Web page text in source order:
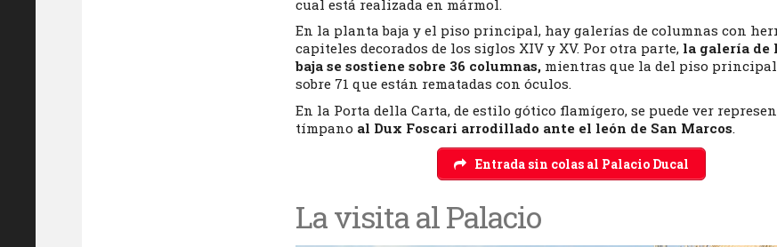
cual está realizada en mármol.
En la planta baja y el piso principal, hay galerías de columnas con
capiteles decorados de los siglos XIV y XV. Por otra parte, la galería de
baja se sostiene sobre 36 columnas, mientras que la del piso
sobre 71 que están rematadas con óculos.
En la Porta della Carta, de estilo gótico flamígero, se puede ver
tímpano al Dux Foscari arrodillado ante el león de San Marcos.
Entrada sin colas al Palacio Ducal
La visita al Palacio